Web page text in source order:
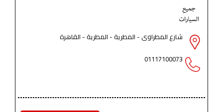
شارع المطراوى - المطرية - المطرية - القاهرة
01117100073